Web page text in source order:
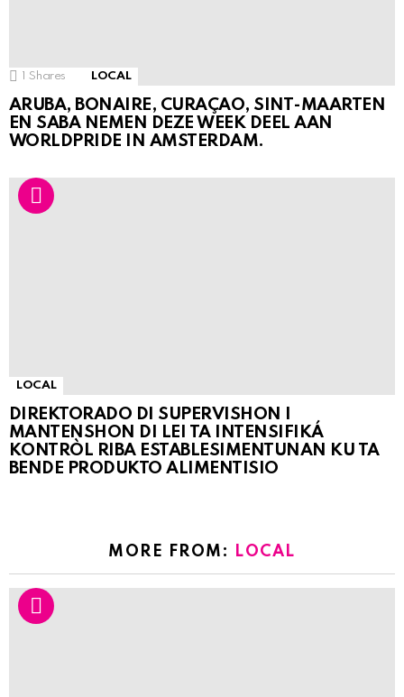
Shares LOCAL
ARUBA, BONAIRE, CURAÇAO, SINT-MAARTEN
EN SABA NEMEN DEZE WEEK DEEL AAN
WORLDPRIDE IN AMSTERDAM.
LOCAL
DIREKTORADO DI SUPERVISHON I
MANTENSHON DI LEI TA INTENSIFIKÁ
KONTRÒL RIBA ESTABLESIMENTUNAN KU TA
BENDE PRODUKTO ALIMENTISIO
MORE FROM: LOCAL